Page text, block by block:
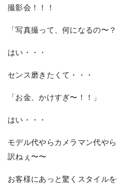
撮影会！！！
「写真撮って、何になるの〜？
はい・・・
センス磨きたくて・・・
「お金、かけすぎ〜！！」
はい・・・
モデル代やらカメラマン代や
訳ねぇ〜〜
お客様にあっと驚くスタイル